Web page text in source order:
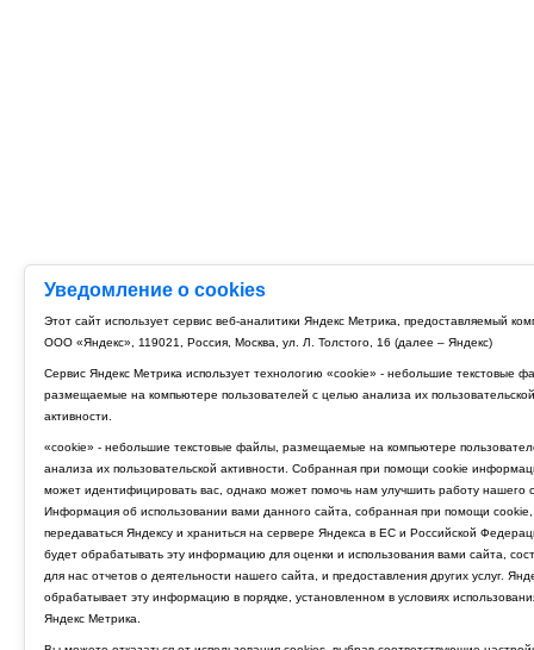
Уведомление о cookies
Этот сайт использует сервис веб-аналитики Яндекс Метрика, предоставляемый
ООО «Яндекс», 119021, Россия, Москва, ул. Л. Толстого, 16 (далее – Яндекс)
Сервис Яндекс Метрика использует технологию «cookie» - небольшие текстовые
размещаемые на компьютере пользователей с целью анализа их пользовательской
активности.
«cookie» - небольшие текстовые файлы, размещаемые на компьютере
анализа их пользовательской активности. Собранная при помощи cookie
может идентифицировать вас, однако может помочь нам улучшить работу нашего
Информация об использовании вами данного сайта, собранная при помощи cookie,
передаваться Яндексу и храниться на сервере Яндекса в ЕС и Российской
будет обрабатывать эту информацию для оценки и использования вами сайта,
для нас отчетов о деятельности нашего сайта, и предоставления других услуг.
обрабатывает эту информацию в порядке, установленном в условиях
Яндекс Метрика.